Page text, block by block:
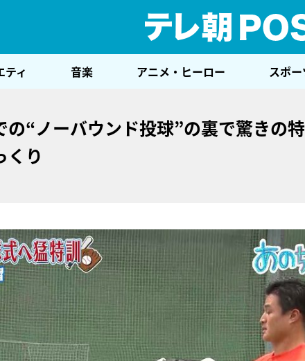
ティ 音楽 アニメ・ヒーロー スポー
の“ノーバウンド投球”の裏で驚きの
くり